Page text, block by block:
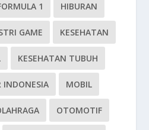
1 HIBURAN
GAME KESEHATAN
KESEHATAN TUBUH
INDONESIA MOBIL
OTOMOTIF